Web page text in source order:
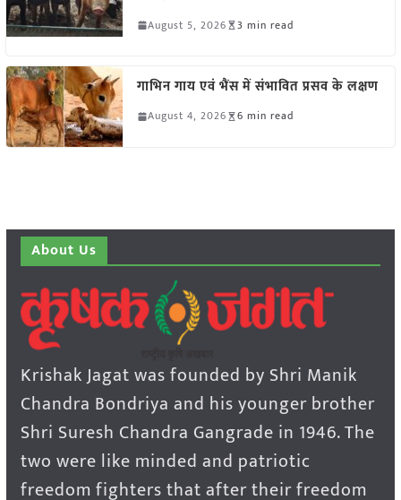
August 5, 2026 3 min read
गाभिन गाय एवं भैंस में संभावित प्रसव के लक्षण
August 4, 2026 6 min read
About Us
Krishak Jagat was founded by Shri Manik
Chandra Bondriya and his younger brother
Shri Suresh Chandra Gangrade in 1946. The
two were like minded and patriotic
freedom fighters that after their freedom